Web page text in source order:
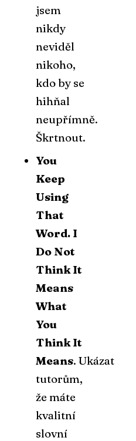
jsem
nikdy
neviděl
nikoho,
kdo by se
hihňal
neupřímně.
Škrtnout.
You
Keep
Using
That
Word. I
Do Not
Think It
Means
What
You
Think It
Means. Ukázat
tutorům,
že máte
kvalitní
slovní